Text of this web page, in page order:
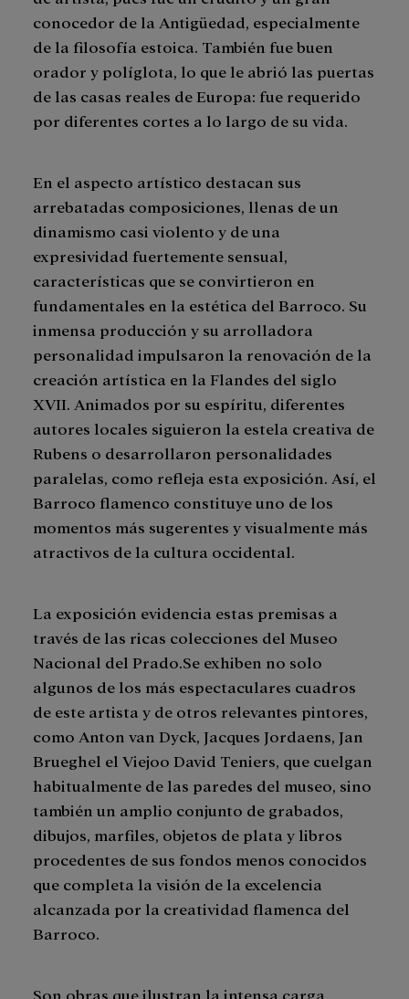
conocedor de la Antigüedad, especialmente
de la filosofía estoica. También fue buen
orador y políglota, lo que le abrió las puertas
de las casas reales de Europa: fue requerido
por diferentes cortes a lo largo de su vida.
En el aspecto artístico destacan sus
arrebatadas composiciones, llenas de un
dinamismo casi violento y de una
expresividad fuertemente sensual,
características que se convirtieron en
fundamentales en la estética del Barroco. Su
inmensa producción y su arrolladora
personalidad impulsaron la renovación de la
creación artística en la Flandes del siglo
XVII. Animados por su espíritu, diferentes
autores locales siguieron la estela creativa de
Rubens o desarrollaron personalidades
paralelas, como refleja esta exposición. Así, el
Barroco flamenco constituye uno de los
momentos más sugerentes y visualmente más
atractivos de la cultura occidental.
La exposición evidencia estas premisas a
través de las ricas colecciones del Museo
Nacional del Prado.Se exhiben no solo
algunos de los más espectaculares cuadros
de este artista y de otros relevantes pintores,
como Anton van Dyck, Jacques Jordaens, Jan
Brueghel el Viejoo David Teniers, que cuelgan
habitualmente de las paredes del museo, sino
también un amplio conjunto de grabados,
dibujos, marfiles, objetos de plata y libros
procedentes de sus fondos menos conocidos
que completa la visión de la excelencia
alcanzada por la creatividad flamenca del
Barroco.
Son obras que ilustran la intensa carga